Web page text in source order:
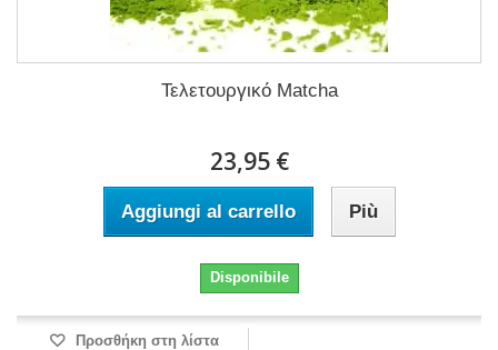
Τελετουργικό Matcha
23,95 €
Aggiungi al carrello Più
Disponibile
Προσθήκη στη λίστα